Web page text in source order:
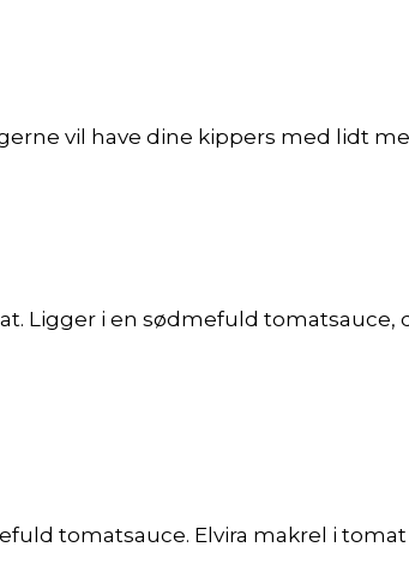
vil have dine kippers med lidt
Ligger i en sødmefuld
tomatsauce. Elvira makrel i